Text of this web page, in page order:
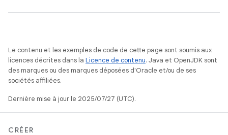
Le contenu et les exemples de code de cette page sont soumis aux
licences décrites dans la Licence de contenu. Java et OpenJDK sont
des marques ou des marques déposées d'Oracle et/ou de ses
sociétés affiliées.
Dernière mise à jour le 2025/07/27 (UTC).
CRÉER